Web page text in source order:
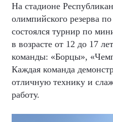
На стадионе
олимпийского резерва
состоялся турнир по
в возрасте от 12 до 17
команды: «Борцы»,
Каждая команда
отличную технику и
работу.